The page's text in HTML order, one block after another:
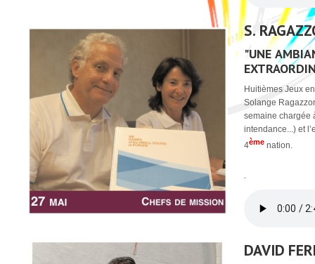
S.
"UNE
Huitièmes Jeux
Solange
semaine chargée
intendance...) et
4ème nation.
-
DAVID